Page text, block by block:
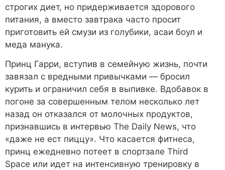
строгих диет, но придерживается здорового
питания, а вместо завтрака часто просит
приготовить ей смузи из голубики, асаи боул и
меда манука.
Принц Гарри, вступив в семейную жизнь, почти
завязал с вредными привычками — бросил
курить и ограничил себя в выпивке. Вдобавок в
погоне за совершенным телом несколько лет
назад он отказался от молочных продуктов,
признавшись в интервью The Daily News, что
«даже не ест пиццу». Что касается фитнеса,
принц ежедневно потеет в спортзале Third
Space или идет на интенсивную тренировку в